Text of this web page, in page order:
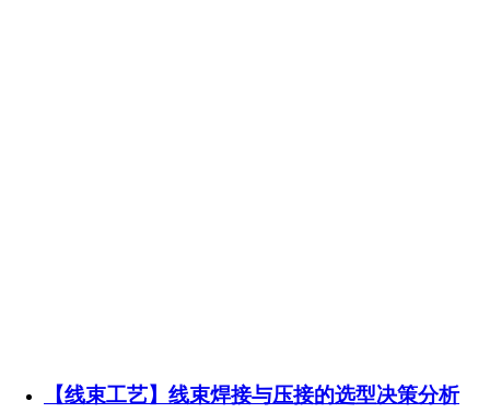
【线束工艺】线束焊接与压接的选型决策分析